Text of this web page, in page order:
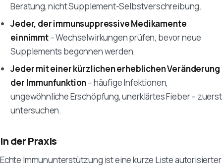
Beratung, nicht Supplement-Selbstverschreibung.
Jeder, der immunsuppressive Medikamente
einnimmt– Wechselwirkungen prüfen, bevor neue
Supplements begonnen werden.
Jeder mit einer kürzlichen erheblichen Veränderung
der Immunfunktion– häufige Infektionen,
ungewöhnliche Erschöpfung, unerklärtes Fieber – zuerst
untersuchen.
In der Praxis
Echte Immununterstützung ist eine kurze Liste autorisierter